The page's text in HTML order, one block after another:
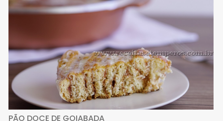
PÃO DOCE DE GOIABADA